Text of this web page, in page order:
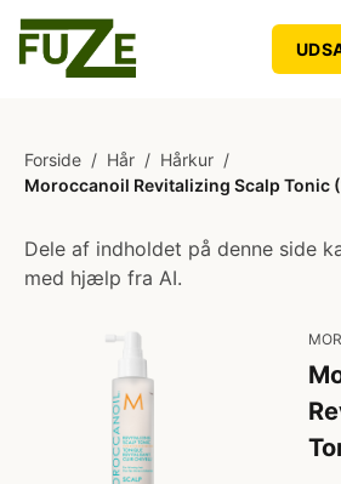
Forside / Hår / Hårkur /
Moroccanoil Revitalizing Scalp Tonic
Dele af indholdet på denne side
med hjælp fra AI.